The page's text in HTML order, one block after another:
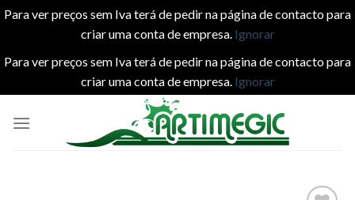
Para ver preços sem Iva terá de pedir na página de contacto para
criar uma conta de empresa. Ignorar
Para ver preços sem Iva terá de pedir na página de contacto para
criar uma conta de empresa. Ignorar